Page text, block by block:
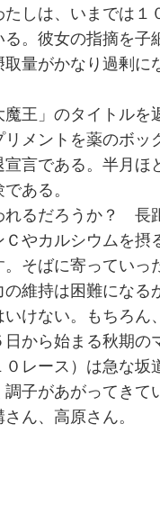
しは、いまでは１
。彼女の指摘を子
量がかなり過剰に
王」のタイトルを
メントを薬のボ
言である。半月
ある。
るだろうか？ 長
やカルシウムを
。そばに寄ってい
維持は困難になる
けない。もちろん
から始まる秋期の
レース）は急な
子があがってきて
ん、高原さん。